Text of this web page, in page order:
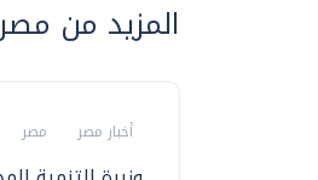
المزيد من
أخبار مصر مصر